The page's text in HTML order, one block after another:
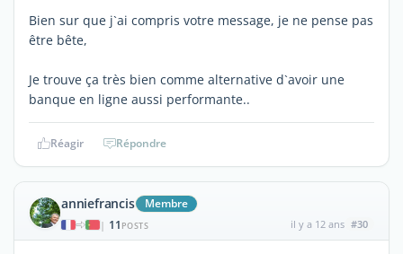
Bien sur que j`ai compris votre message, je ne pense pas
être bête,
Je trouve ça très bien comme alternative d`avoir une
banque en ligne aussi performante..
Réagir Répondre
anniefrancis Membre
| 11 POSTS il y a 12 ans #30